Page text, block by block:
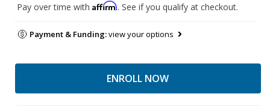
Pay over time with Affirm. See if you qualify at checkout.
Payment & Funding:view your options
ENROLL NOW